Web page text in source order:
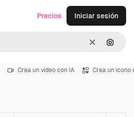
Borrar
Precios Iniciar sesión
Crea un vídeo con IA Crea un icono